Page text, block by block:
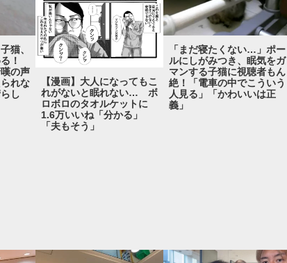
猫、
る！
の声
れな
し
【漫画】大人になってもこ
れがないと眠れない… ボ
ロボロのタオルケットに
1.6万いいね「分かる」
「夫もそう」
「まだ寝たくない…」ポー
ルにしがみつき、眠気をガ
マンする子猫に視聴者もん
絶！「電車の中でこういう
人見る」「かわいいは正
義」